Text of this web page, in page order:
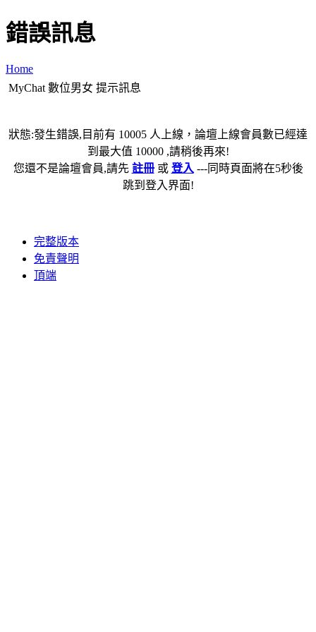
錯誤訊息
Home
MyChat 數位男女 提示訊息
狀態:發生錯誤,目前有 10005 人上線，論壇上線會員數已經達
到最大值 10000 ,請稍後再來!
您還不是論壇會員,請先 註冊或 登入 ---同時頁面將在5秒後
跳到登入界面!
完整版本
免責聲明
頂端